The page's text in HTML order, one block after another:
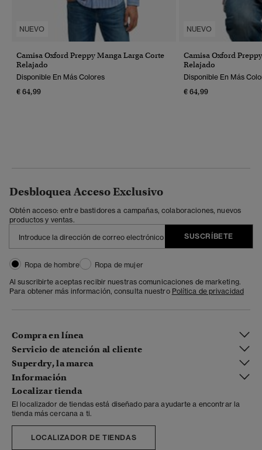
NUEVO
Camisa Oxford Preppy Manga Larga Corte
Relajado
Disponible En Más Colores
€ 64,99
NUEVO
Camisa Oxford
Relajado
Disponible En Más
€ 64,99
Desbloquea Acceso Exclusivo
Obtén acceso: entre bastidores a campañas, colaboraciones, nuevos
productos y ventas.
SUSCRÍBETE
Ropa de hombre
Ropa de mujer
Al suscribirte aceptas recibir nuestras comunicaciones de marketing.
Para obtener más información, consulta nuestro Política de privacidad
Compra en línea
Servicio de atención al cliente
Superdry, la marca
Información
Localizar tienda
El localizador de tiendas está diseñado para ayudarte a encontrar la
tienda más cercana a ti.
LOCALIZADOR DE TIENDAS